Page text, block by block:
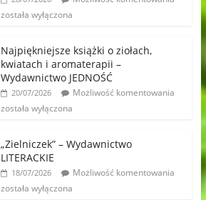
została wyłączona
Najpiękniejsze książki o ziołach,
kwiatach i aromaterapii –
Wydawnictwo JEDNOŚĆ
20/07/2026
Możliwość komentowania
została wyłączona
„Zielniczek” – Wydawnictwo
LITERACKIE
18/07/2026
Możliwość komentowania
została wyłączona